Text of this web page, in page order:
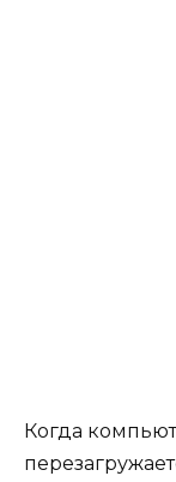
Когда